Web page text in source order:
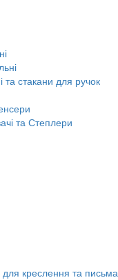
та стакани для ручок
та Степлери
для креслення та письма